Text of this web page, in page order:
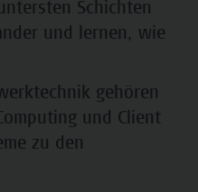
Schichten
und lernen, wie
gehören
und Client
zu den